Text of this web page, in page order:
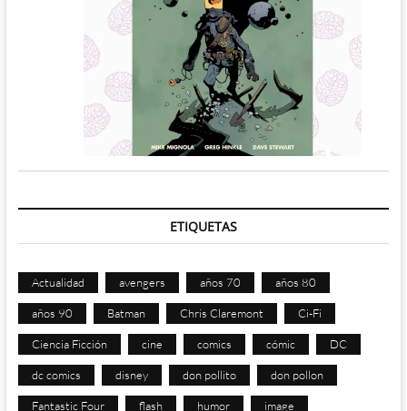
ETIQUETAS
Actualidad avengers años 70 años 80
años 90 Batman Chris Claremont Ci-Fi
Ciencia Ficción cine comics cómic DC
dc comics disney don pollito don pollon
Fantastic Four flash humor image